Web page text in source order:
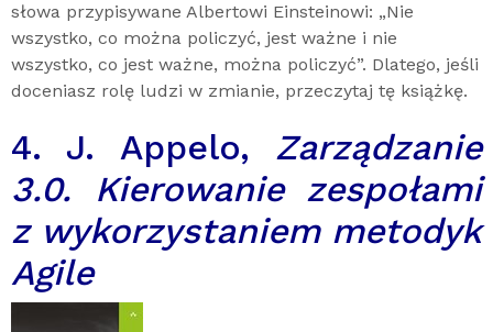
słowa przypisywane Albertowi Einsteinowi: „Nie
wszystko, co można policzyć, jest ważne i nie
wszystko, co jest ważne, można policzyć”. Dlatego, jeśli
doceniasz rolę ludzi w zmianie, przeczytaj tę książkę.
4. J. Appelo, Zarządzanie
3.0. Kierowanie zespołami
z wykorzystaniem metodyk
Agile